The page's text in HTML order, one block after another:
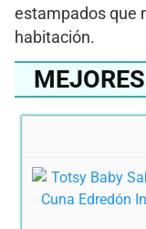
estampados que
habitación.